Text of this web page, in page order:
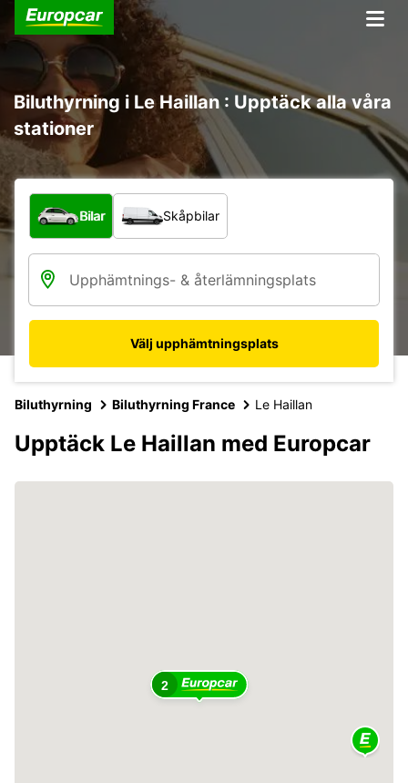
Biluthyrning i Le Haillan : Upptäck alla våra
stationer
Vilken typ av fordon?
Bilar Skåpbilar
Välj upphämtningsplats
Biluthyrning Biluthyrning France Le Haillan
Upptäck Le Haillan med Europcar
2